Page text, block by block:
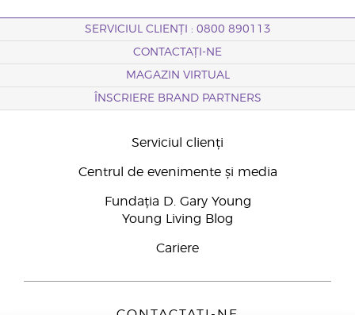
SERVICIUL CLIENȚI : 0800 890113
CONTACTAȚI-NE
MAGAZIN VIRTUAL
ÎNSCRIERE BRAND PARTNERS
Serviciul clienți
Centrul de evenimente și media
Fundația D. Gary Young
Young Living Blog
Cariere